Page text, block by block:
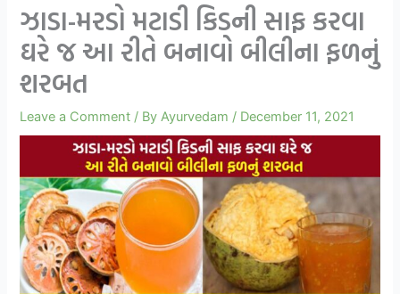
ઝાડા-મરડો મટાડી કિડની સાફ કરવા
ઘરે જ આ રીતે બનાવો બીલીના ફળનું
શરબત
Leave a Comment / ByAyurvedam / December 11, 2021